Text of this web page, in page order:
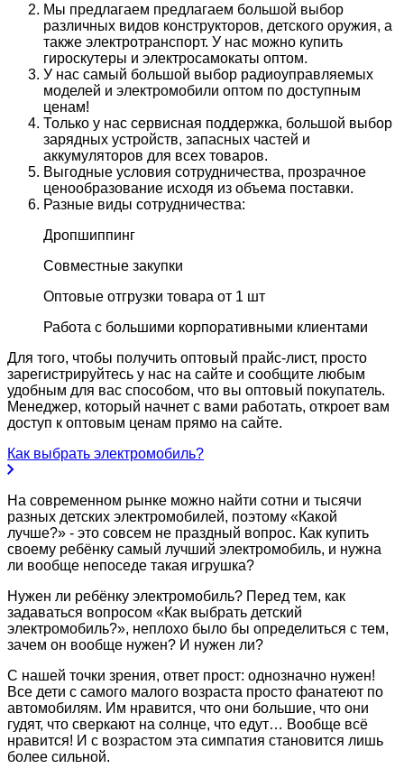
Мы предлагаем предлагаем большой выбор
различных видов конструкторов, детского оружия, а
также электротранспорт. У нас можно купить
гироскутеры и электросамокаты оптом.
У нас самый большой выбор радиоуправляемых
моделей и электромобили оптом по доступным
ценам!
Только у нас сервисная поддержка, большой выбор
зарядных устройств, запасных частей и
аккумуляторов для всех товаров.
Выгодные условия сотрудничества, прозрачное
ценообразование исходя из объема поставки.
Разные виды сотрудничества:
Дропшиппинг
Совместные закупки
Оптовые отгрузки товара от 1 шт
Работа с большими корпоративными клиентами
Для того, чтобы получить оптовый прайс-лист, просто
зарегистрируйтесь у нас на сайте и сообщите любым
удобным для вас способом, что вы оптовый покупатель.
Менеджер, который начнет с вами работать, откроет вам
доступ к оптовым ценам прямо на сайте.
Как выбрать электромобиль?
На современном рынке можно найти сотни и тысячи
разных детских электромобилей, поэтому «Какой
лучше?» - это совсем не праздный вопрос. Как купить
своему ребёнку самый лучший электромобиль, и нужна
ли вообще непоседе такая игрушка?
Нужен ли ребёнку электромобиль? Перед тем, как
задаваться вопросом «Как выбрать детский
электромобиль?», неплохо было бы определиться с тем,
зачем он вообще нужен? И нужен ли?
С нашей точки зрения, ответ прост: однозначно нужен!
Все дети с самого малого возраста просто фанатеют по
автомобилям. Им нравится, что они большие, что они
гудят, что сверкают на солнце, что едут… Вообще всё
нравится! И с возрастом эта симпатия становится лишь
более сильной.